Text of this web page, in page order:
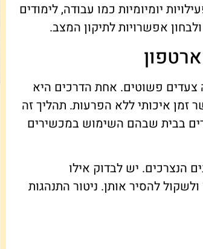
יומיומיות כמו עבודה, לימודים
אפשרויות לתיקון המצב.
צעדים פשוטים. אחת הדרכים היא
איכותי ללא הפרעות. תהליך זה
בבית שבהם השימוש במכשירים
הנצרכים. יש לבדוק אילו
להסיר אותן. ניטור התנהגות